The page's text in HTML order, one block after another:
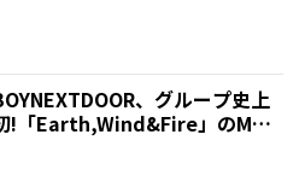
、グループ史上
!「Earth,Wind&Fire」のM